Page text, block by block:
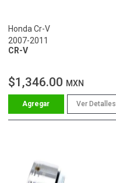
Honda Cr-V
2007-2011
CR-V
$1,346.00 MXN
Ver Detalles